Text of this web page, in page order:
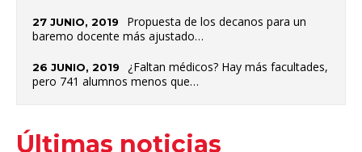
27 JUNIO, 2019
Propuesta de los decanos para un
baremo docente más ajustado…
26 JUNIO, 2019
¿Faltan médicos? Hay más facultades,
pero 741 alumnos menos que…
Últimas noticias